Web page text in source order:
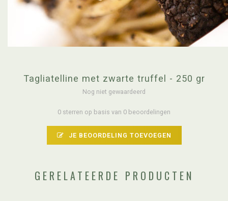
Tagliatelline met zwarte truffel - 250 gr
Nog niet gewaardeerd
0 sterren op basis van 0 beoordelingen
JE BEOORDELING TOEVOEGEN
GERELATEERDE PRODUCTEN